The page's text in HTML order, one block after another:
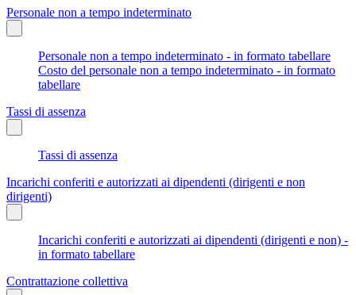
Personale non a tempo indeterminato
Personale non a tempo indeterminato - in formato tabellare
Costo del personale non a tempo indeterminato - in formato
tabellare
Tassi di assenza
Tassi di assenza
Incarichi conferiti e autorizzati ai dipendenti (dirigenti e non
dirigenti)
Incarichi conferiti e autorizzati ai dipendenti (dirigenti e non) -
in formato tabellare
Contrattazione collettiva